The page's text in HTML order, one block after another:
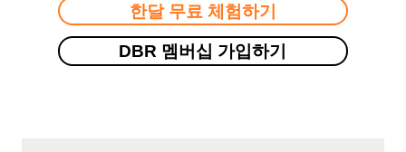
한달 무료 체험하기
DBR 멤버십 가입하기